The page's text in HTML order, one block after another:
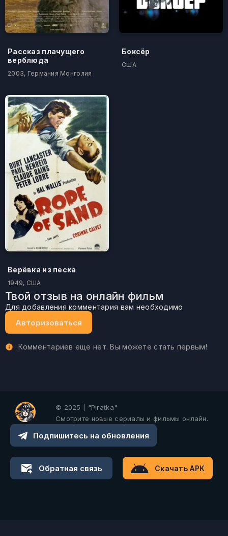
Рассказ плачущего
верблюда
2003, Германия Монголия
Боксёр
США
Верёвка из песка
1949, США
Твой отзыв на онлайн фильм
Для добавления комментария вам необходимо
Авторизоваться
Комментариев еще нет. Вы можете стать первым!
© 2025 | "Piratka"
Смотрите новые сериалы и фильмы онлайн.
Подпишитесь на обновления
Обратная связь Скачать APK